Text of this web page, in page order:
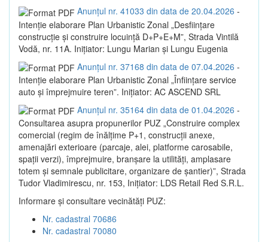
Anunțul nr. 41033 din data de 20.04.2026 -
Intenție elaborare Plan Urbanistic Zonal „Desființare
construcție și construire locuință D+P+E+M”, Strada Vintilă
Vodă, nr. 11A. Inițiator: Lungu Marian și Lungu Eugenia
Anunțul nr. 37168 din data de 07.04.2026 -
Intenție elaborare Plan Urbanistic Zonal „Înființare service
auto și împrejmuire teren”. Inițiator: AC ASCEND SRL
Anunțul nr. 35164 din data de 01.04.2026 -
Consultarea asupra propunerilor PUZ „Construire complex
comercial (regim de înălțime P+1, construcții anexe,
amenajări exterioare (parcaje, alei, platforme carosabile,
spații verzi), împrejmuire, branșare la utilități, amplasare
totem și semnale publicitare, organizare de șantier)”, Strada
Tudor Vladimirescu, nr. 153, Inițiator: LDS Retail Red S.R.L.
Informare și consultare vecinătăți PUZ:
Nr. cadastral 70686
Nr. cadastral 70080